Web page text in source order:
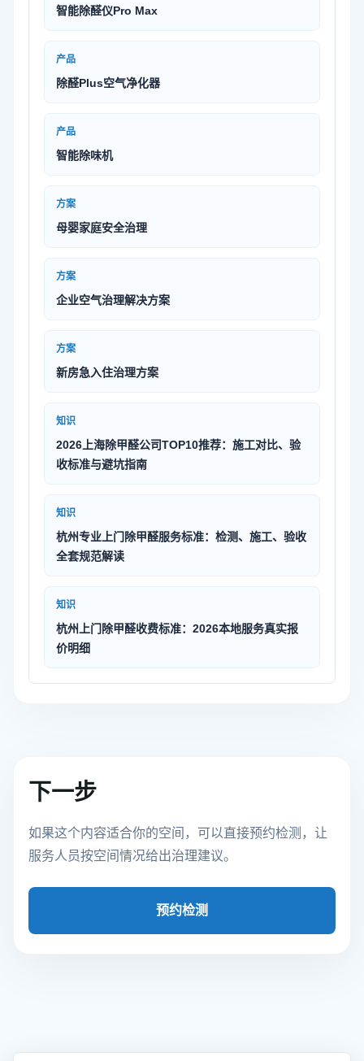
智能除醛仪Pro Max
产品
除醛Plus空气净化器
产品
智能除味机
方案
母婴家庭安全治理
方案
企业空气治理解决方案
方案
新房急入住治理方案
知识
2026上海除甲醛公司TOP10推荐：施工对比、验
收标准与避坑指南
知识
杭州专业上门除甲醛服务标准：检测、施工、验收
全套规范解读
知识
杭州上门除甲醛收费标准：2026本地服务真实报
价明细
下一步
如果这个内容适合你的空间，可以直接预约检测，让
服务人员按空间情况给出治理建议。
预约检测